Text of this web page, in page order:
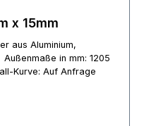
x 15mm
aus Aluminium,
in mm: 1205
Kurve: Auf Anfrage